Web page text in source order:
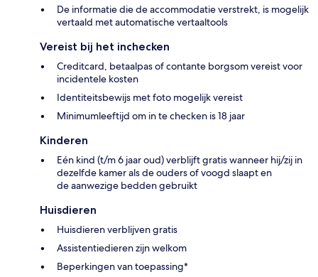
De informatie die de accommodatie verstrekt, is mogelijk
vertaald met automatische vertaaltools
Vereist bij het inchecken
Creditcard, betaalpas of contante borgsom vereist voor
incidentele kosten
Identiteitsbewijs met foto mogelijk vereist
Minimumleeftijd om in te checken is 18 jaar
Kinderen
Eén kind (t/m 6 jaar oud) verblijft gratis wanneer hij/zij in
dezelfde kamer als de ouders of voogd slaapt en
de aanwezige bedden gebruikt
Huisdieren
Huisdieren verblijven gratis
Assistentiedieren zijn welkom
Beperkingen van toepassing*